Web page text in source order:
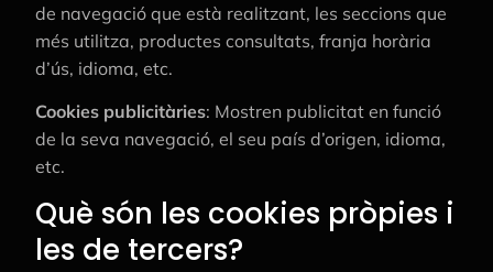
de navegació que està realitzant, les seccions que
més utilitza, productes consultats, franja horària
d’ús, idioma, etc.
Cookies publicitàries: Mostren publicitat en funció
de la seva navegació, el seu país d’origen, idioma,
etc.
Què són les cookies pròpies i
les de tercers?